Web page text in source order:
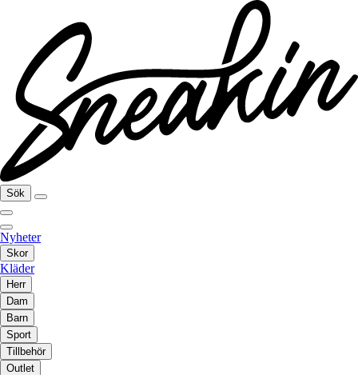
Sök
Nyheter
Skor
Kläder
Herr
Dam
Barn
Sport
Tillbehör
Outlet